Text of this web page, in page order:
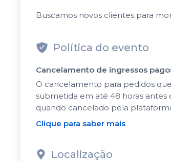
Buscamos novos clientes para
Política do evento
Cancelamento de ingressos
O cancelamento para pedidos
submetida em até 48 horas antes
quando cancelado pela
Clique para saber mais
Localização